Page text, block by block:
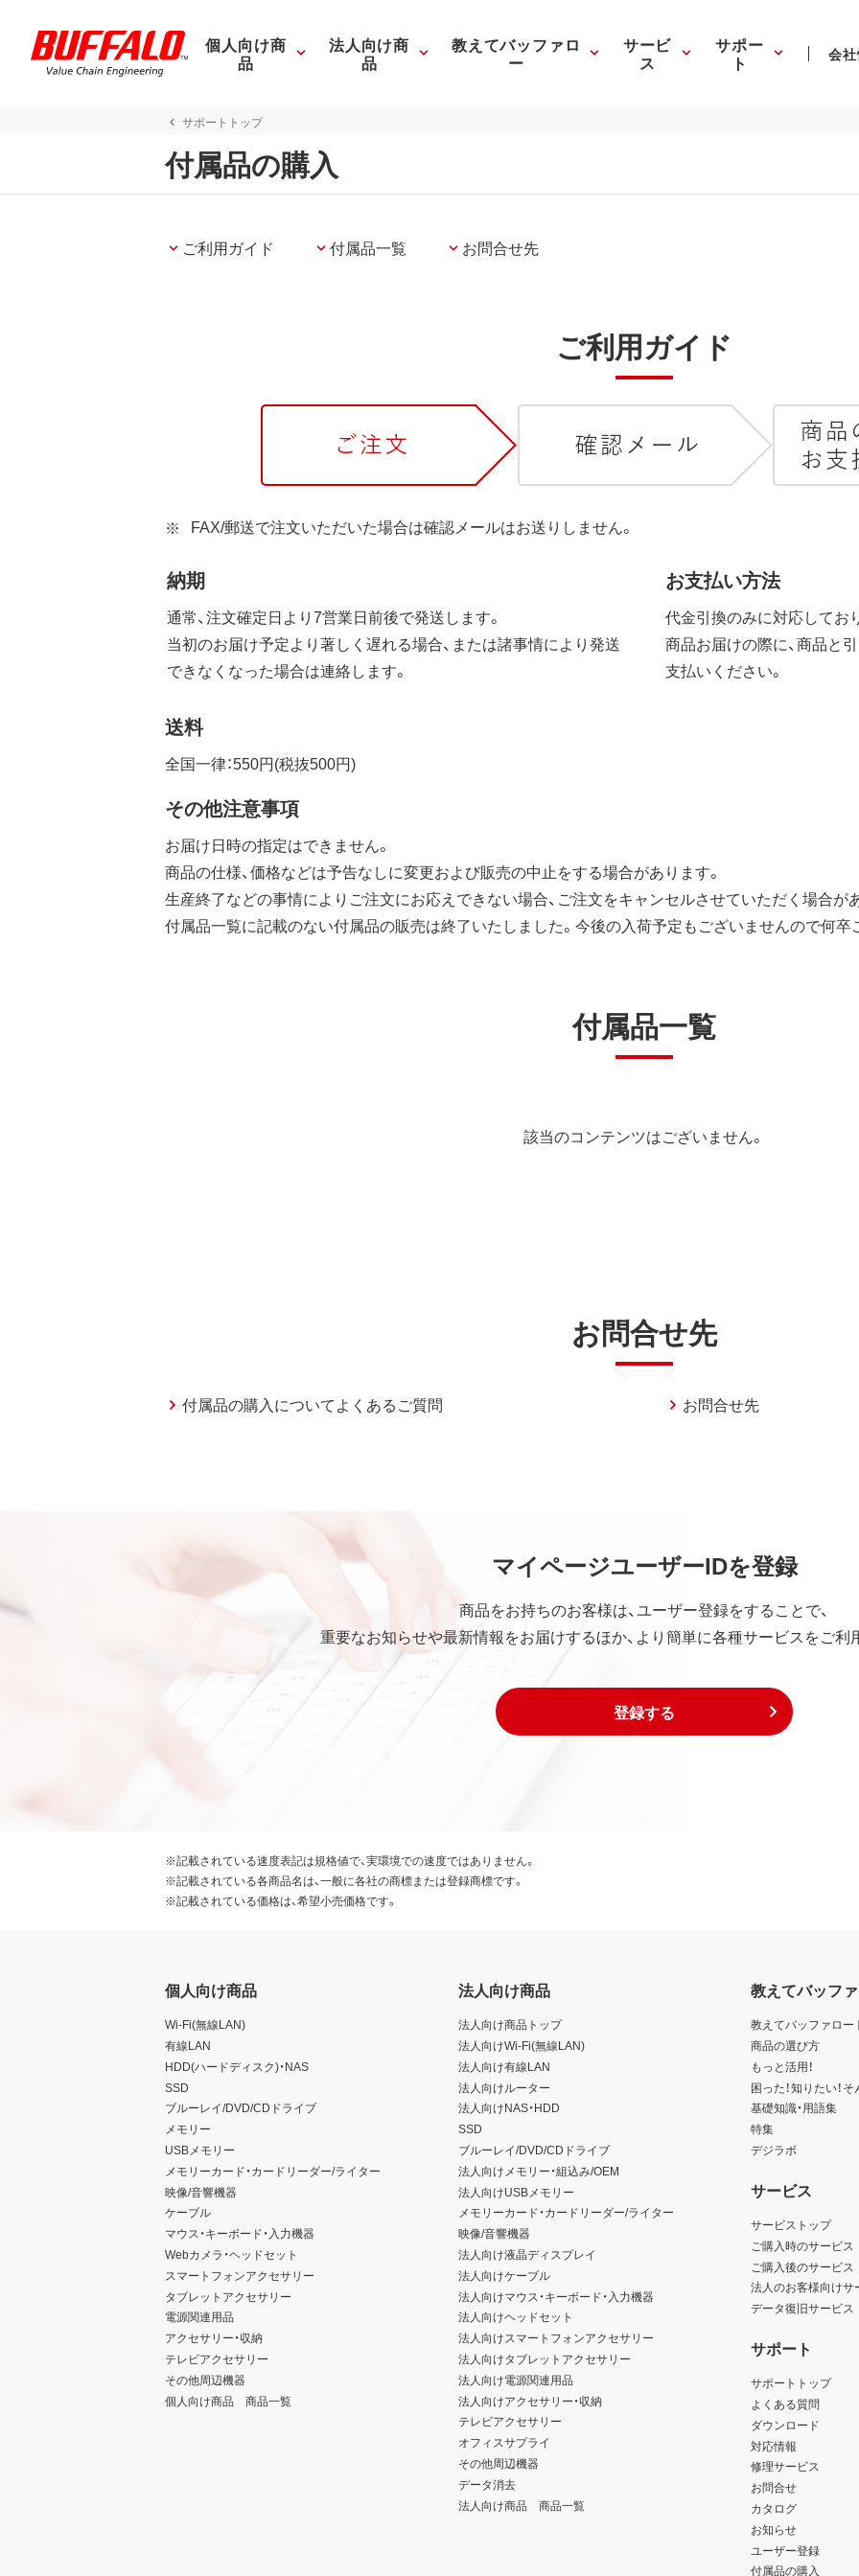
個人向け商
品
法人向け商
品
教えてバッファロ
ー
サービ
ス
サポー
ト 会
サポートトップ
付属品の購入
ご利用ガイド 付属品一覧 お問合せ先
ご利用ガイド
FAX/郵送で注文いただいた場合は確認メールはお送りしません。
納期
通常、注文確定日より7営業日前後で発送します。
当初のお届け予定より著しく遅れる場合、または諸事情により発送
できなくなった場合は連絡します。
お支払い方法
代金引換のみに対応してお
商品お届けの際に、商品と
支払いください。
送料
全国一律：550円(税抜500円)
その他注意事項
お届け日時の指定はできません。
商品の仕様、価格などは予告なしに変更および販売の中止をする場合があります。
生産終了などの事情によりご注文にお応えできない場合、ご注文をキャンセルさせていただく場合が
付属品一覧に記載のない付属品の販売は終了いたしました。今後の入荷予定もございませんので何卒
付属品一覧
該当のコンテンツはございません。
お問合せ先
付属品の購入についてよくあるご質問 お問合せ先
マイページユーザーIDを登録
商品をお持ちのお客様は、ユーザー登録をすることで、
重要なお知らせや最新情報をお届けするほか、より簡単に各種サービスをご利
登録する
※記載されている速度表記は規格値で、実環境での速度ではありません。
※記載されている各商品名は、一般に各社の商標または登録商標です。
※記載されている価格は、希望小売価格です。
個人向け商品
Wi-Fi(無線LAN)
有線LAN
HDD(ハードディスク)・NAS
SSD
ブルーレイ/DVD/CDドライブ
メモリー
USBメモリー
メモリーカード・カードリーダー/ライター
映像/音響機器
ケーブル
マウス・キーボード・入力機器
Webカメラ・ヘッドセット
スマートフォンアクセサリー
タブレットアクセサリー
電源関連用品
アクセサリー・収納
テレビアクセサリー
その他周辺機器
個人向け商品 商品一覧
法人向け商品
法人向け商品トップ
法人向けWi-Fi(無線LAN)
法人向け有線LAN
法人向けルーター
法人向けNAS・HDD
SSD
ブルーレイ/DVD/CDドライブ
法人向けメモリー・組込み/OEM
法人向けUSBメモリー
メモリーカード・カードリーダー/ライター
映像/音響機器
法人向け液晶ディスプレイ
法人向けケーブル
法人向けマウス・キーボード・入力機器
法人向けヘッドセット
法人向けスマートフォンアクセサリー
法人向けタブレットアクセサリー
法人向け電源関連用品
法人向けアクセサリー・収納
テレビアクセサリー
オフィスサプライ
その他周辺機器
データ消去
法人向け商品 商品一覧
教えてバッフ
教えてバッファロー
商品の選び方
もっと活用！
困った！知りたい！
基礎知識・用語集
特集
デジラボ
サービス
サービストップ
ご購入時のサービス
ご購入後のサービス
法人のお客様向けサ
データ復旧サービス
サポート
サポートトップ
よくある質問
ダウンロード
対応情報
修理サービス
お問合せ
カタログ
お知らせ
ユーザー登録
付属品の購入